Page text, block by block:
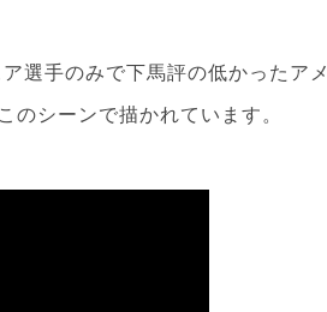
選手のみで下馬評の低かった
のシーンで描かれています。